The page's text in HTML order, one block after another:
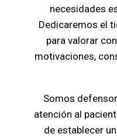
necesidades
Dedicaremos el
para valorar
motivaciones,
Somos
atención al
de establecer